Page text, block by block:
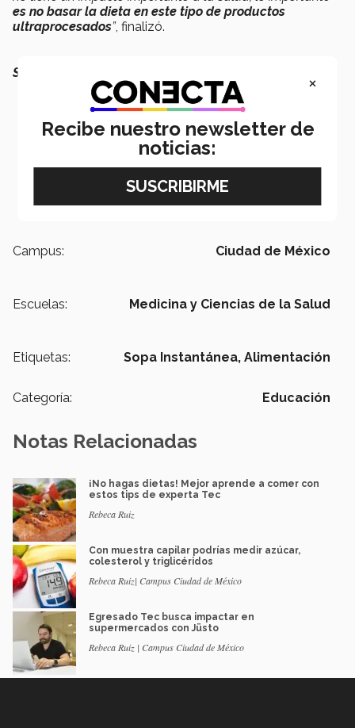
es no basar la dieta en este tipo de productos
ultraprocesados”, finalizó.
SEGURAMENTE QUERRÁS LEER:
Campus: Ciudad de México
Escuelas: Medicina y Ciencias de la Salud
Etiquetas: Sopa Instantánea, Alimentación
Categoría: Educación
Notas Relacionadas
¡No hagas dietas! Mejor aprende a comer con
estos tips de experta Tec
Rebeca Ruiz
Con muestra capilar podrías medir azúcar,
colesterol y triglicéridos
Rebeca Ruiz| Campus Ciudad de México
Egresado Tec busca impactar en
supermercados con Jüsto
Rebeca Ruiz | Campus Ciudad de México
×
Recibe nuestro newsletter de
noticias: